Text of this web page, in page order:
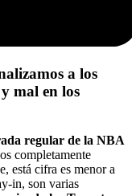
a los
mal en los
regular de la NBA
completamente
está cifra es menor a
in, son varias